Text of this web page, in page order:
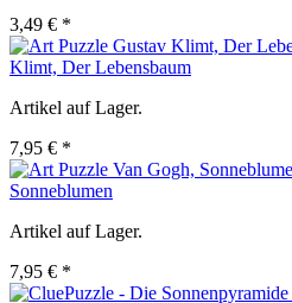
3,49 € *
Klimt, Der Lebensbaum
Artikel auf Lager.
7,95 € *
Sonneblumen
Artikel auf Lager.
7,95 € *